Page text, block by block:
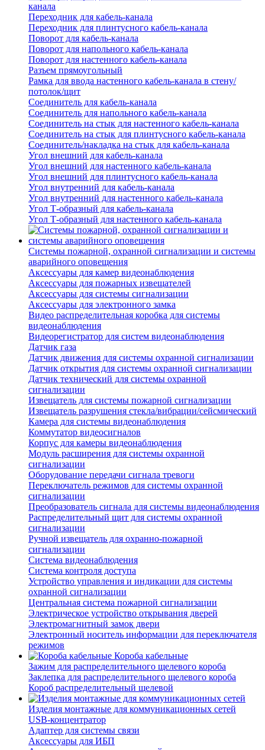
канала
Переходник для кабель-канала
Переходник для плинтусного кабель-канала
Поворот для кабель-канала
Поворот для напольного кабель-канала
Поворот для настенного кабель-канала
Разъем прямоугольный
Рамка для ввода настенного кабель-канала в стену/
потолок/щит
Соединитель для кабель-канала
Соединитель для напольного кабель-канала
Соединитель на стык для настенного кабель-канала
Соединитель на стык для плинтусного кабель-канала
Соединитель/накладка на стык для кабель-канала
Угол внешний для кабель-канала
Угол внешний для настенного кабель-канала
Угол внешний для плинтусного кабель-канала
Угол внутренний для кабель-канала
Угол внутренний для настенного кабель-канала
Угол Т-образный для кабель-канала
Угол Т-образный для настенного кабель-канала
Системы пожарной, охранной сигнализации и системы
аварийного оповещения
Аксессуары для камер видеонаблюдения
Аксессуары для пожарных извещателей
Аксессуары для системы сигнализации
Аксессуары для электронного замка
Видео распределительная коробка для системы
видеонаблюдения
Видеорегистратор для систем видеонаблюдения
Датчик газа
Датчик движения для системы охранной сигнализации
Датчик открытия для системы охранной сигнализации
Датчик технический для системы охранной
сигнализации
Извещатель для системы пожарной сигнализации
Извещатель разрушения стекла/вибрации/сейсмический
Камера для системы видеонаблюдения
Коммутатор видеосигналов
Корпус для камеры видеонаблюдения
Модуль расширения для системы охранной
сигнализации
Оборудование передачи сигнала тревоги
Переключатель режимов для системы охранной
сигнализации
Преобразователь сигнала для системы видеонаблюдения
Распределительный щит для системы охранной
сигнализации
Ручной извещатель для охранно-пожарной
сигнализации
Система видеонаблюдения
Система контроля доступа
Устройство управления и индикации для системы
охранной сигнализации
Центральная система пожарной сигнализации
Электрическое устройство открывания дверей
Электромагнитный замок двери
Электронный носитель информации для переключателя
режимов
Короба кабельные
Зажим для распределительного щелевого короба
Заклепка для распределительного щелевого короба
Короб распределительный щелевой
Изделия монтажные для коммуникационных сетей
USB-концентратор
Адаптер для системы связи
Аксессуары для ИБП